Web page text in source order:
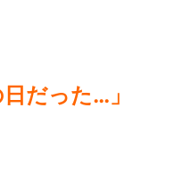
だった…」